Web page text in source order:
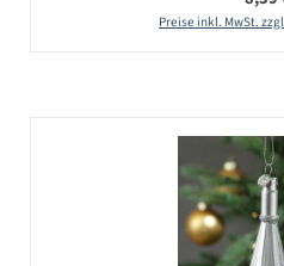
Preise inkl. MwSt.